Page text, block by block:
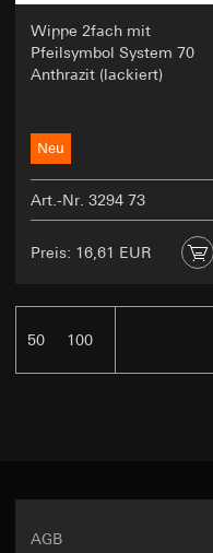
Wippe 2fach mit
Pfeilsymbol System 70
Anthrazit (lackiert)
Neu
Art.-Nr. 3294 73
Preis: 16,61 EUR
50 100
AGB